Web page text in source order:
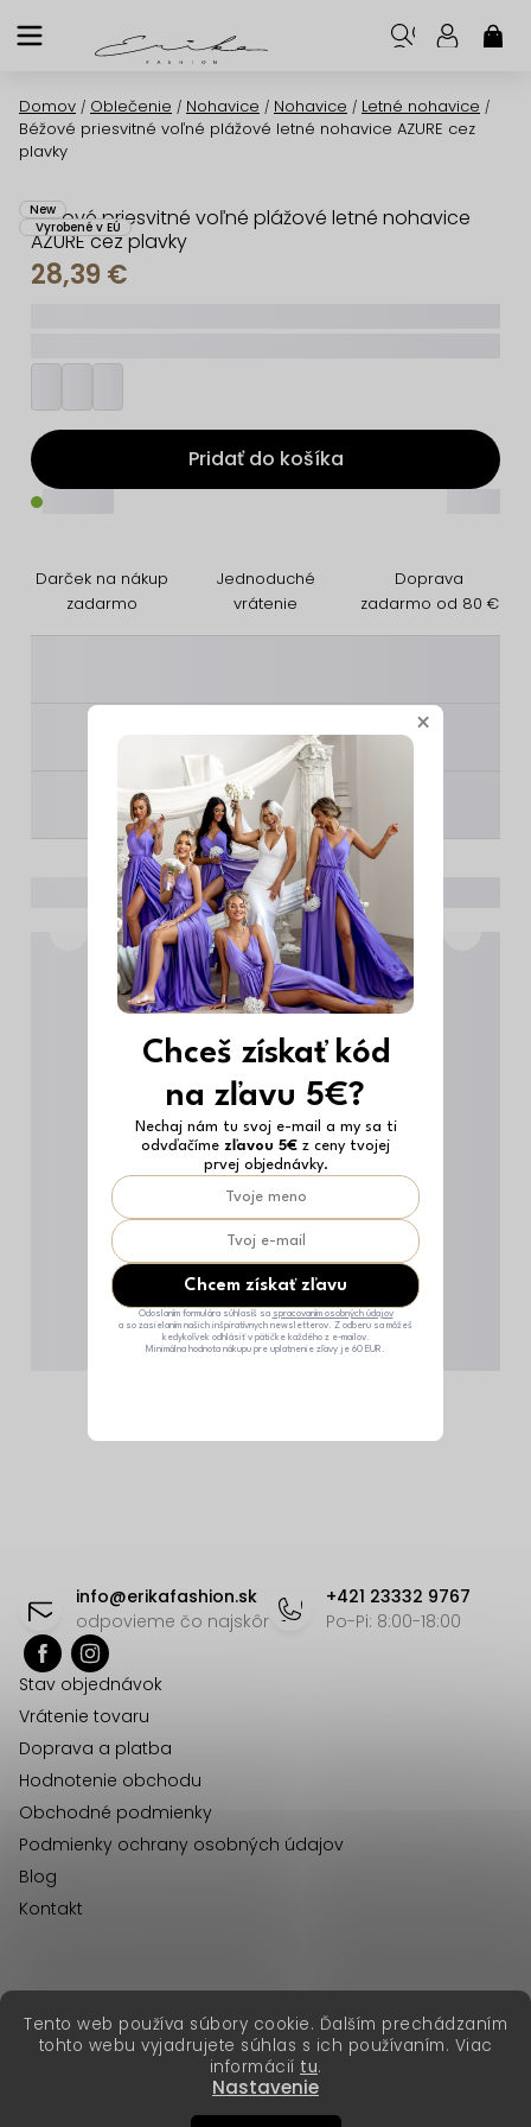
Tento web používa súbory cookie. Ďalším prechádzaním
tohto webu vyjadrujete súhlas s ich používaním. Viac
informácií tu.
Nastavenie
na
Domov / Oblečenie / Nohavice / Nohavice / Letné nohavice /
Béžové priesvitné voľné plážové letné nohavice AZURE cez
plavky
Béžové priesvitné voľné plážové letné nohavice
AZURE cez plavky
New
Vyrobené v EÚ
28,39 €
Pridať do košíka
Darček na nákup
zadarmo
Jednoduché
vrátenie
Doprava
zadarmo od 80 €
________
info@erikafashion.sk
odpovieme čo najskôr
+421 23332 9767
Po-Pi: 8:00-18:00
Stav objednávok
Vrátenie tovaru
Doprava a platba
Hodnotenie obchodu
Obchodné podmienky
Podmienky ochrany osobných údajov
Blog
Kontakt
Vytvoril Shoptet Premium
Copyright 2026Erika Fashion. Všetky práva vyhradené.
erikafashion.cz
×
Chceš získať kód
na zľavu 5€?
Nechaj nám tu svoj e-mail a my sa ti
odvďačíme zľavou 5€ z ceny tvojej
prvej objednávky.
Chcem získať zľavu
Odoslaním formulára súhlasíš sa spracovaním osobných údajov
a so zasielaním našich inšpiratívnych newsletterov. Z odberu sa môžeš
kedykoľvek odhlásiť v pätičke každého z e-mailov.
Minimálna hodnota nákupu pre uplatnenie zľavy je 60 EUR.